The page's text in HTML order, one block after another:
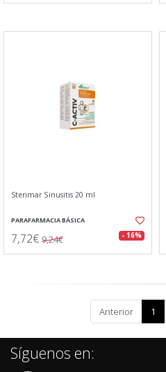
Sterimar Sinusitis 20 ml
PARAFARMACIA BÁSICA
7,72€ 9,24€ - 16%
Anterior 1
Síguenos en: